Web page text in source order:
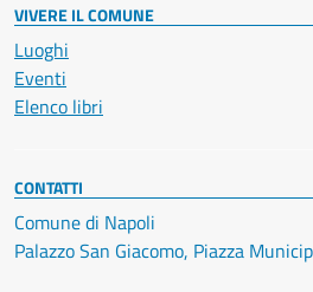
VIVERE IL COMUNE
Luoghi
Eventi
Elenco libri
CONTATTI
Comune di Napoli
Palazzo San Giacomo, Piazza